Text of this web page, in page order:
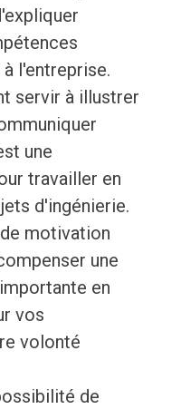
l'entreprise.
servir à illustrer
une
travailler en
d'ingénierie.
motivation
une
en
vos
volonté
de